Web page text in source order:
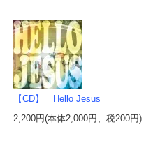
【CD】 Hello Jesus
2,200円(本体2,000円、税200円)